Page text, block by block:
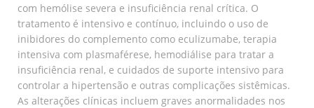
com hemólise severa e insuficiência renal crítica. O
tratamento é intensivo e contínuo, incluindo o uso de
inibidores do complemento como eculizumabe, terapia
intensiva com plasmaférese, hemodiálise para tratar a
insuficiência renal, e cuidados de suporte intensivo para
controlar a hipertensão e outras complicações sistêmicas.
As alterações clínicas incluem graves anormalidades nos